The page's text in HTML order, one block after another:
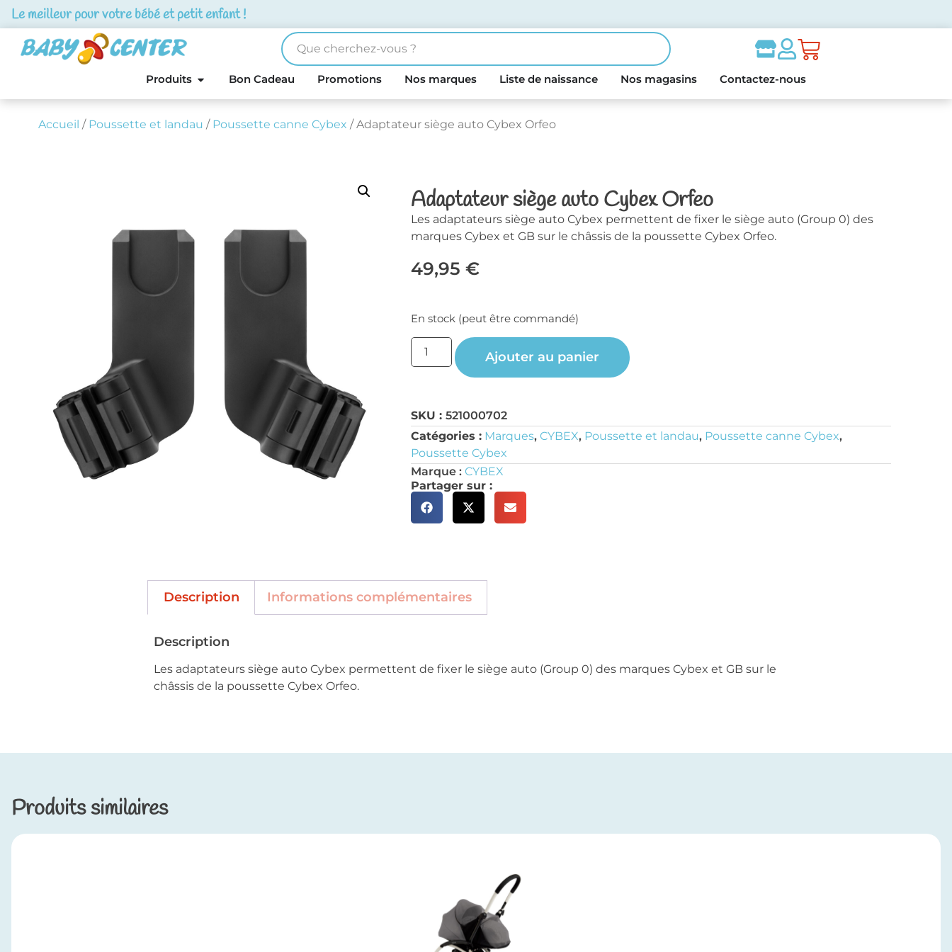
Le meilleur pour votre bébé et petit enfant !
Produits Bon Cadeau Promotions Nos marques Liste de naissance Nos magasins Contactez-nous
Accueil / Poussette et landau / Poussette canne Cybex / Adaptateur siège auto Cybex Orfeo
Adaptateur siège auto Cybex Orfeo
Les adaptateurs siège auto Cybex permettent de fixer le siège auto (Group 0) des
marques Cybex et GB sur le châssis de la poussette Cybex Orfeo.
49,95€
En stock (peut être commandé)
Ajouter au panier
SKU :521000702
Catégories : Marques,CYBEX, Poussette et landau, Poussette canne Cybex,
Poussette Cybex
Marque :CYBEX
Partager sur :
Description Informations complémentaires
Description
Les adaptateurs siège auto Cybex permettent de fixer le siège auto (Group 0) des marques Cybex et GB sur le
châssis de la poussette Cybex Orfeo.
Produits similaires